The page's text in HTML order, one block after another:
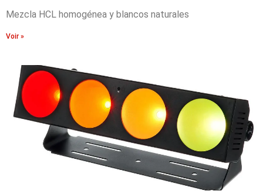
Mezcla HCL homogénea y blancos naturales
Voir »